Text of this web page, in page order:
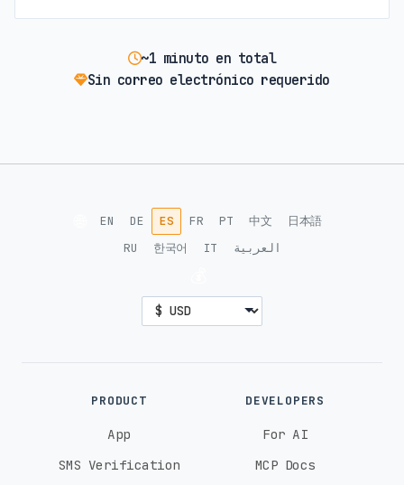
~1 minuto en total
Sin correo electrónico requerido
EN DE ES FR PT 中文
日本語
RU
한국어 IT العربية
PRODUCT
App
SMS Verification
DEVELOPERS
For AI
MCP Docs